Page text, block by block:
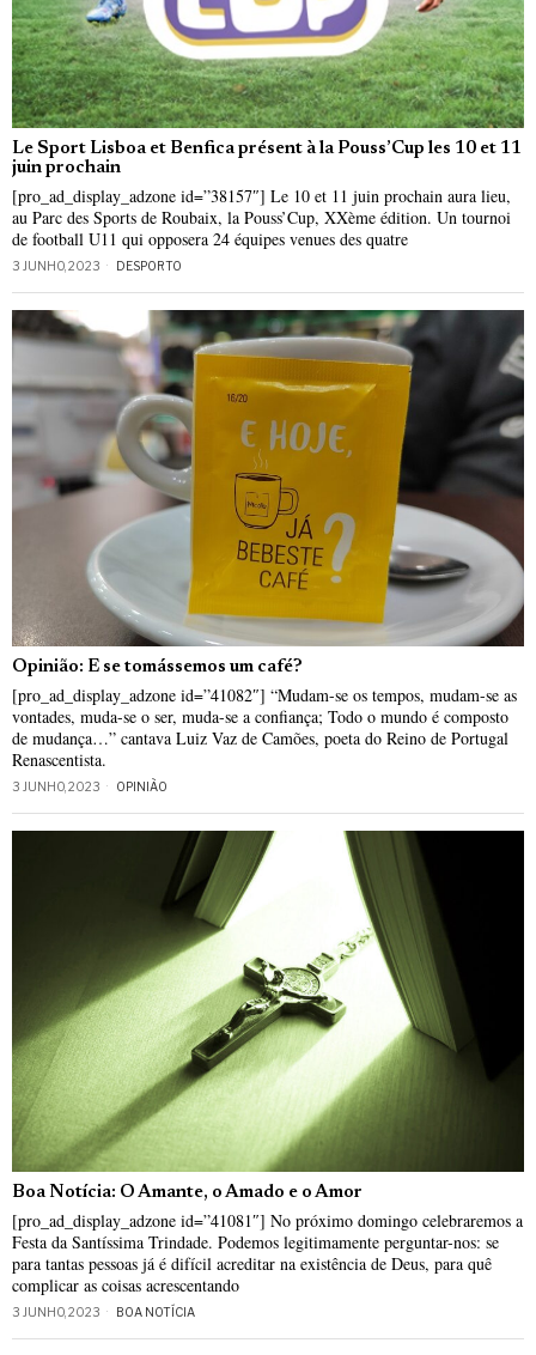
Le Sport Lisboa et Benfica présent à la Pouss’Cup les 10 et 11
juin prochain
[pro_ad_display_adzone id=”38157″] Le 10 et 11 juin prochain aura lieu,
au Parc des Sports de Roubaix, la Pouss’Cup, XXème édition. Un tournoi
de football U11 qui opposera 24 équipes venues des quatre
3 JUNHO, 2023 DESPORTO
Opinião: E se tomássemos um café?
[pro_ad_display_adzone id=”41082″] “Mudam-se os tempos, mudam-se as
vontades, muda-se o ser, muda-se a confiança; Todo o mundo é composto
de mudança…” cantava Luiz Vaz de Camões, poeta do Reino de Portugal
Renascentista.
3 JUNHO, 2023 OPINIÃO
Boa Notícia: O Amante, o Amado e o Amor
[pro_ad_display_adzone id=”41081″] No próximo domingo celebraremos a
Festa da Santíssima Trindade. Podemos legitimamente perguntar-nos: se
para tantas pessoas já é difícil acreditar na existência de Deus, para quê
complicar as coisas acrescentando
3 JUNHO, 2023 BOA NOTÍCIA